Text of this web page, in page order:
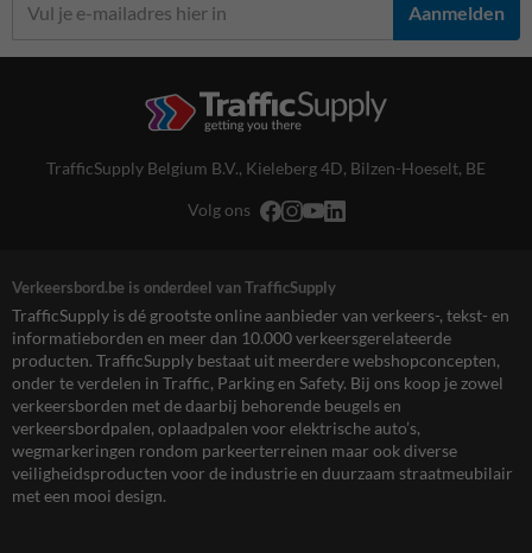
Aanmelden
TrafficSupply Belgium B.V., Kieleberg 4D, Bilzen-Hoeselt, BE
Volg ons
Verkeersbord.be is onderdeel van TrafficSupply
TrafficSupply is dé grootste online aanbieder van verkeers-, tekst- en
informatieborden en meer dan 10.000 verkeersgerelateerde
producten. TrafficSupply bestaat uit meerdere webshopconcepten,
onder te verdelen in Traffic, Parking en Safety. Bij ons koop je zowel
verkeersborden met de daarbij behorende beugels en
verkeersbordpalen, oplaadpalen voor elektrische auto’s,
wegmarkeringen rondom parkeerterreinen maar ook diverse
veiligheidsproducten voor de industrie en duurzaam straatmeubilair
met een mooi design.